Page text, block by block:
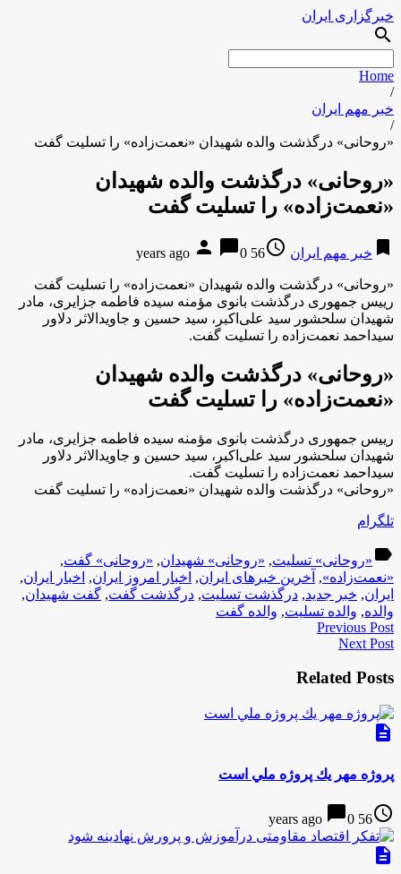
خبرگزاری ایران
search
Home
/
خبر مهم ایران
/
«روحانی» درگذشت والده شهیدان «نعمت‌زاده» را تسلیت گفت
«روحانی» درگذشت والده شهیدان
«نعمت‌زاده» را تسلیت گفت
bookmark خبر مهم ایران access_time
56 years ago
person chat_bubble0
«روحانی» درگذشت والده شهیدان «نعمت‌زاده» را تسلیت گفت
رییس جمهوری درگذشت بانوی مؤمنه سیده فاطمه جزایری، مادر
شهیدان سلحشور سید علی‌اکبر، سید حسین و جاویدالاثر دلاور
سیداحمد نعمت‌زاده را تسلیت گفت.
«روحانی» درگذشت والده شهیدان
«نعمت‌زاده» را تسلیت گفت
رییس جمهوری درگذشت بانوی مؤمنه سیده فاطمه جزایری، مادر
شهیدان سلحشور سید علی‌اکبر، سید حسین و جاویدالاثر دلاور
سیداحمد نعمت‌زاده را تسلیت گفت.
«روحانی» درگذشت والده شهیدان «نعمت‌زاده» را تسلیت گفت
تلگرام
label «روحانی» تسلیت, «روحانی» شهیدان, «روحانی» گفت,
«نعمت‌زاده», آخرین خبرهای ایران, اخبار امروز ایران, اخبار ایران,
ایران, خبر جدید, درگذشت تسلیت, درگذشت گفت, گفت شهیدان,
والده, والده تسلیت, والده گفت
Previous Post
Next Post
Related Posts
description
پروژه مهر يك پروژه ملي است
access_time
56 years ago
chat_bubble0
description